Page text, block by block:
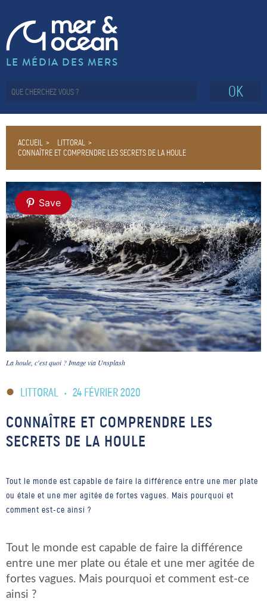
LE MÉDIA DES MERS
OK
ACCUEIL
LITTORAL
CONNAÎTRE ET COMPRENDRE LES SECRETS DE LA HOULE
Save
La houle, c'est quoi ? Image via Unsplash
LITTORAL • 24 FÉVRIER 2020
CONNAÎTRE ET COMPRENDRE LES
SECRETS DE LA HOULE
Tout le monde est capable de faire la différence entre une mer plate
ou étale et une mer agitée de fortes vagues. Mais pourquoi et
comment est-ce ainsi ?
Tout le monde est capable de faire la différence
entre une mer plate ou étale et une mer agitée de
fortes vagues. Mais pourquoi et comment est-ce
ainsi ?